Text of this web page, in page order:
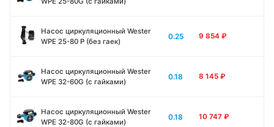
Насос циркуляционный Wester
WPE 25-80 P (без гаек)
0.25 9 854 ₽
Насос циркуляционный Wester
WPE 32-60G (с гайками)
0.18 8 145 ₽
Насос циркуляционный Wester
WPE 32-80G (с гайками)
0.18 10 747 ₽